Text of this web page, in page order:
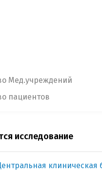
Мед.учреждений
пациентов
исследование